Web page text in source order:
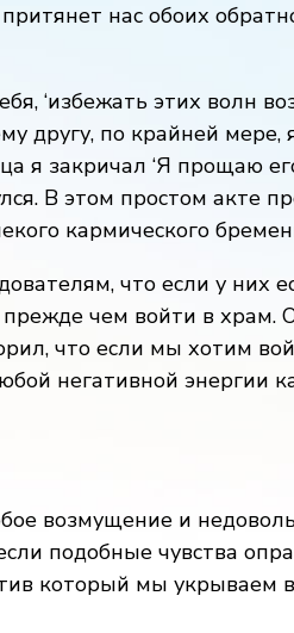
нас обоих
‘избежать этих волн
другу, по крайней мере,
я закричал ‘Я прощаю
В этом простом акте
кармического
что если у них
чем войти в храм.
что если мы хотим
негативной энергии
возмущение и
подобные чувства
который мы укрываем в